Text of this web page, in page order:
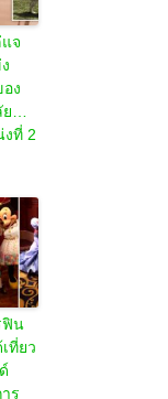
จ
ง
…
ที่ 2
ฟิน
ที่ยว
ร